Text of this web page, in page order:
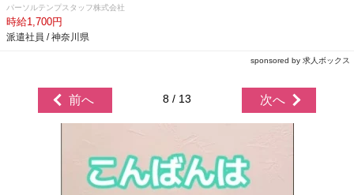
パーソルテンプスタッフ株式会社
時給1,700円
派遣社員 / 神奈川県
sponsored by 求人ボックス
前へ 8 / 13 次へ